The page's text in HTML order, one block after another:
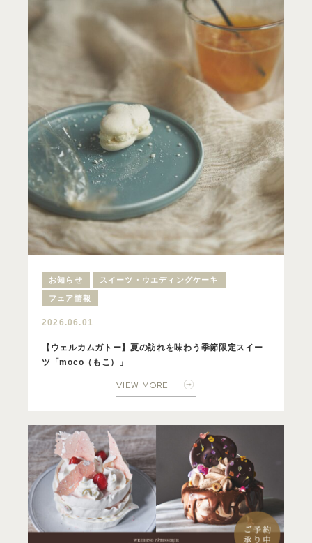
お知らせ スイーツ・ウエディングケーキ
フェア情報
2026.06.01
【ウェルカムガトー】夏の訪れを味わう季節限定スイー
ツ「moco（もこ）」
VIEW MORE